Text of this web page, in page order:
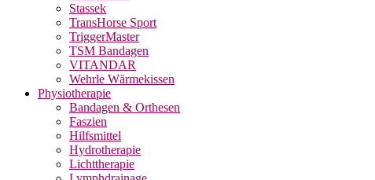
Stassek
TransHorse Sport
TriggerMaster
TSM Bandagen
VITANDAR
Wehrle Wärmekissen
Physiotherapie
Bandagen & Orthesen
Faszien
Hilfsmittel
Hydrotherapie
Lichttherapie